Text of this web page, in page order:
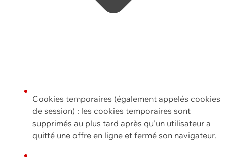
Cookies temporaires (également appelés cookies
de session) : les cookies temporaires sont
supprimés au plus tard après qu'un utilisateur a
quitté une offre en ligne et fermé son navigateur.